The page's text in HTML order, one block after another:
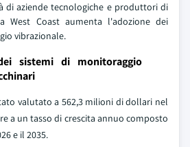
di aziende tecnologiche e produttori di
West Coast aumenta l'adozione dei
vibrazionale.
sistemi di monitoraggio
valutato a 562,3 milioni di dollari nel
a un tasso di crescita annuo composto
e il 2035.